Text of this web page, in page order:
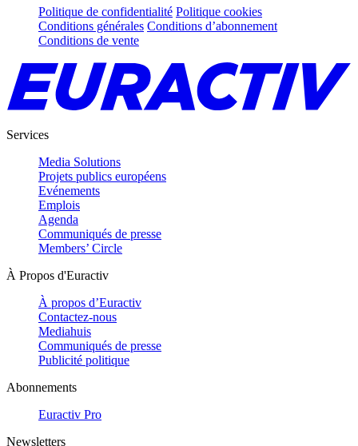
Politique de confidentialité Politique cookies
Conditions générales Conditions d’abonnement
Conditions de vente
Services
Media Solutions
Projets publics européens
Evénements
Emplois
Agenda
Communiqués de presse
Members’ Circle
À Propos d'Euractiv
À propos d’Euractiv
Contactez-nous
Mediahuis
Communiqués de presse
Publicité politique
Abonnements
Euractiv Pro
Newsletters